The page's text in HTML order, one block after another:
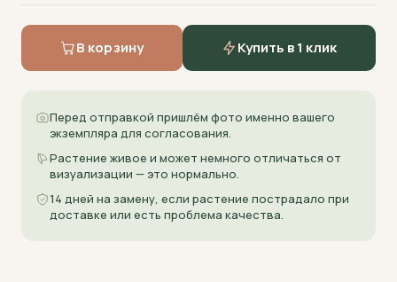
В корзину Купить в 1 клик
Перед отправкой пришлём фото именно вашего
экземпляра для согласования.
Растение живое и может немного отличаться от
визуализации — это нормально.
14 дней на замену, если растение пострадало при
доставке или есть проблема качества.